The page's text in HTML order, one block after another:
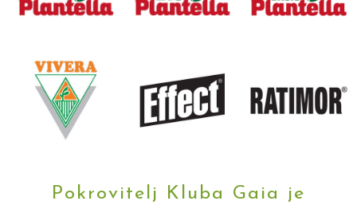
Pokrovitelj Kluba Gaia je